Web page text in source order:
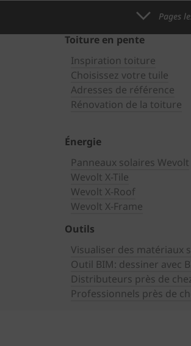
Pages
Toiture en pente
Inspiration toiture
Choisissez votre tuile
Adresses de référence
Rénovation de la toiture
Énergie
Panneaux solaires Wevolt
Wevolt X-Tile
Wevolt X-Roof
Wevolt X-Frame
Outils
Visualiser des matériaux
Outil BIM: dessiner avec
Distributeurs près de
Professionnels près de